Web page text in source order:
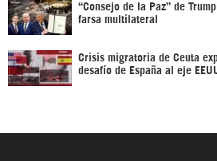
“Consejo de la Paz” de
farsa multilateral
Crisis migratoria de Ceuta
desafío de España al eje